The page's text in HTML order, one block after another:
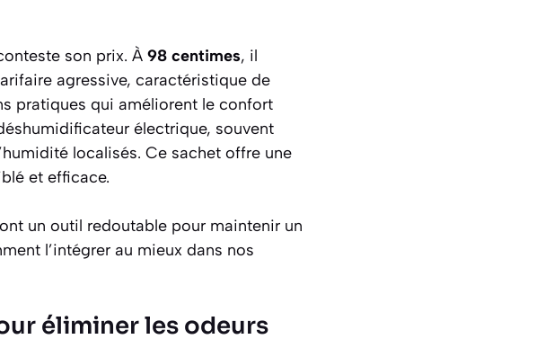
son prix. À 98 centimes, il
agressive, caractéristique de
pratiques qui améliorent le confort
électrique, souvent
localisés. Ce sachet offre une
et efficace.
un outil redoutable pour maintenir un
l’intégrer au mieux dans nos
éliminer les odeurs